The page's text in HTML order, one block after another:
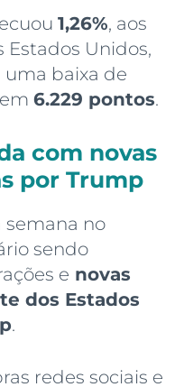
1,26%, aos
Estados Unidos,
baixa de
6.229 pontos.
com novas
por Trump
semana no
sendo
e novas
dos Estados
.
redes sociais e